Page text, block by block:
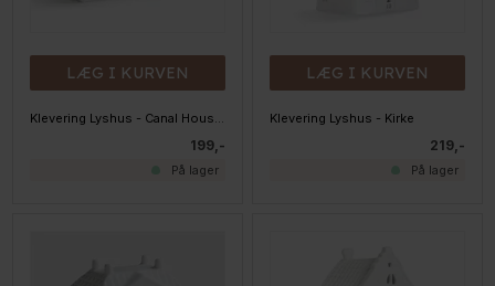
LÆG I KURVEN
199,-
På lager
LÆG I KURVEN
Klevering Lyshus - Kirke
219,-
På lager